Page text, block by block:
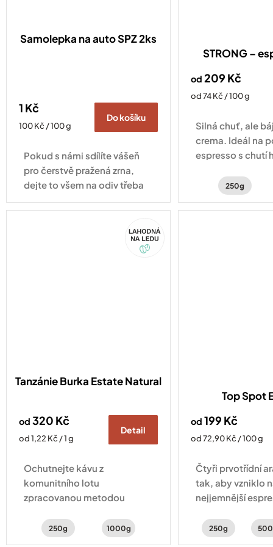
Samolepka na auto SPZ 2ks
1 Kč
Měrná
100 Kč / 100 g
Do košíku
Pokud s námi sdílíte vášeň
pro čerstvě pražená zrna,
dejte to všem na odiv třeba
právě naší minimalistickou
samolepkou. Samolepka na
STRONG –
od 209 Kč
Měrná
od 74 Kč / 100 g
Silná chuť, ale
crema. Ideál na
espresso s chutí
jemným250g
Tanzánie Burka Estate Natural
od 320 Kč
Měrná
od 1,22 Kč / 1 g
Detail
Ochutnejte kávu z
komunitního lotu
zpracovanou metodou
lesního ovoce, ibišku a
250g 1000g
Top Spot
od 199 Kč
Měrná
od 72,90 Kč / 100 g
Čtyři prvotřídní
tak, aby vzniklo
nejjemnější
a kakaové tóny.
250g